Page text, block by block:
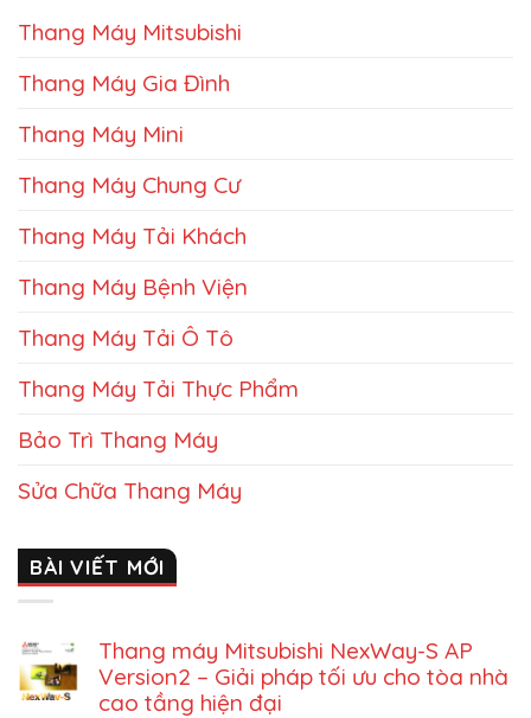
Thang Máy Mitsubishi
Thang Máy Gia Đình
Thang Máy Mini
Thang Máy Chung Cư
Thang Máy Tải Khách
Thang Máy Bệnh Viện
Thang Máy Tải Ô Tô
Thang Máy Tải Thực Phẩm
Bảo Trì Thang Máy
Sửa Chữa Thang Máy
BÀI VIẾT MỚI
Thang máy Mitsubishi NexWay-S AP
Version2 – Giải pháp tối ưu cho tòa nhà
cao tầng hiện đại